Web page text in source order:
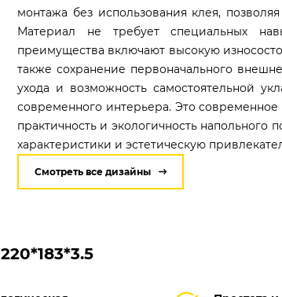
монтажа без использования клея,
Материал не требует специальных
преимущества включают высокую
также сохранение первоначального
ухода и возможность самостоятельной
современного интерьера. Это
практичность и экологичность напольного
характеристики и эстетическую
Смотреть все дизайны